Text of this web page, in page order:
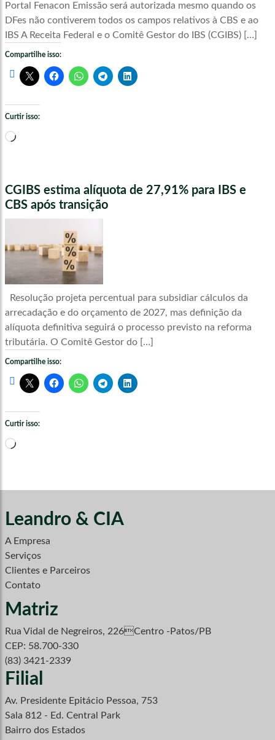
Portal Fenacon Emissão será autorizada mesmo quando os
DFes não contiverem todos os campos relativos à CBS e ao
IBS A Receita Federal e o Comitê Gestor do IBS (CGIBS) […]
Compartilhe isso:
Curtir isso:
Carregando...
CGIBS estima alíquota de 27,91% para IBS e
CBS após transição
Resolução projeta percentual para subsidiar cálculos da
arrecadação e do orçamento de 2027, mas definição da
alíquota definitiva seguirá o processo previsto na reforma
tributária. O Comitê Gestor do […]
Compartilhe isso:
Curtir isso:
Carregando...
Leandro & CIA
A Empresa
Serviços
Clientes e Parceiros
Contato
Matriz
Rua Vidal de Negreiros, 226Centro -Patos/PB
CEP: 58.700-330
(83) 3421-2339
Filial
Av. Presidente Epitácio Pessoa, 753
Sala 812 - Ed. Central Park
Bairro dos Estados